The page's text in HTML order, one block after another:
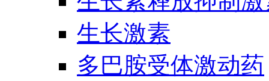
生长激素
多巴胺受体激动药